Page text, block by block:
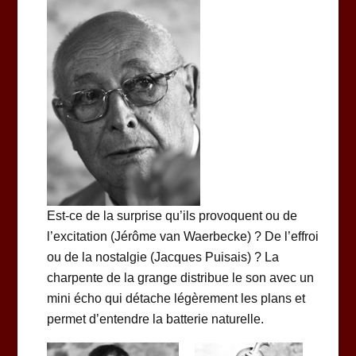
Est-ce de la surprise qu’ils provoquent ou de
l’excitation (Jérôme van Waerbecke) ? De l’effroi
ou de la nostalgie (Jacques Puisais) ? La
charpente de la grange distribue le son avec un
mini écho qui détache légèrement les plans et
permet d’entendre la batterie naturelle.